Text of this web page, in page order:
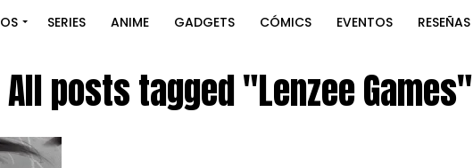
SERIES ANIME GADGETS CÓMICS EVENTOS RESEÑAS
All posts tagged "Lenzee Games"